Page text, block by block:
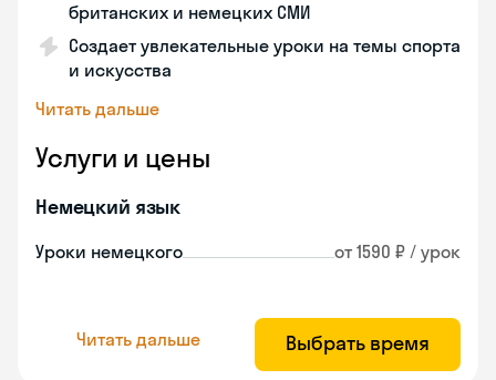
британских и немецких СМИ
Создает увлекательные уроки на темы спорта
и искусства
Читать дальше
Услуги и цены
Немецкий язык
Уроки немецкого от 1590 ₽ / урок
Читать дальше Выбрать время